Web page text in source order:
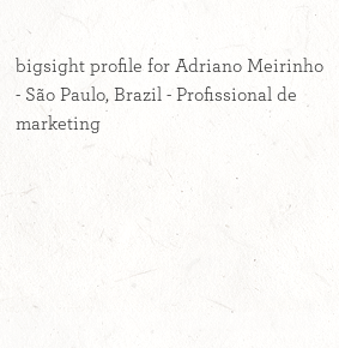
bigsight profile for Adriano Meirinho
- São Paulo, Brazil - Profissional de
marketing